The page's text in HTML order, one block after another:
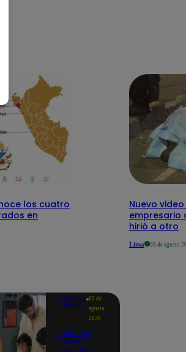
los cuatro
en
Nuevo
empresario
hirió a otro
Lima 05 de agosto
Valentina
Valiente
05 de
agosto
2026
Valentina
Valiente